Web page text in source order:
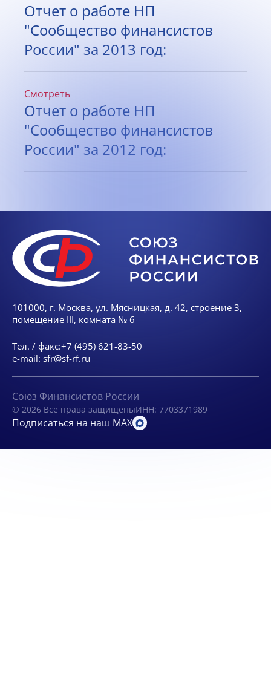
Отчет о работе НП
"Сообщество финансистов
России" за 2013 год:
Смотреть
Отчет о работе НП
"Сообщество финансистов
России" за 2012 год:
101000, г. Москва, ул. Мясницкая, д. 42, строение 3,
помещение III, комната № 6
Тел. / факс:+7 (495) 621-83-50
e-mail: sfr@sf-rf.ru
Союз Финансистов России
© 2026 Все права защищеныИНН: 7703371989
Подписаться на наш MAX